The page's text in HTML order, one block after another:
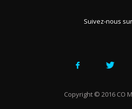
Suivez-nous
Copyright © 2016 CO